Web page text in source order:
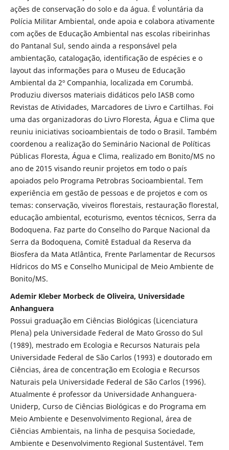
ações de conservação do solo e da água. É voluntária da
Polícia Militar Ambiental, onde apoia e colabora ativamente
com ações de Educação Ambiental nas escolas ribeirinhas
do Pantanal Sul, sendo ainda a responsável pela
ambientação, catalogação, identificação de espécies e o
layout das informações para o Museu de Educação
Ambiental da 2º Companhia, localizada em Corumbá.
Produziu diversos materiais didáticos pelo IASB como
Revistas de Atividades, Marcadores de Livro e Cartilhas. Foi
uma das organizadoras do Livro Floresta, Água e Clima que
reuniu iniciativas socioambientais de todo o Brasil. Também
coordenou a realização do Seminário Nacional de Políticas
Públicas Floresta, Água e Clima, realizado em Bonito/MS no
ano de 2015 visando reunir projetos em todo o país
apoiados pelo Programa Petrobras Socioambiental. Tem
experiência em gestão de pessoas e de projetos e com os
temas: conservação, viveiros florestais, restauração florestal,
educação ambiental, ecoturismo, eventos técnicos, Serra da
Bodoquena. Faz parte do Conselho do Parque Nacional da
Serra da Bodoquena, Comitê Estadual da Reserva da
Biosfera da Mata Atlântica, Frente Parlamentar de Recursos
Hídricos do MS e Conselho Municipal de Meio Ambiente de
Bonito/MS.
Ademir Kleber Morbeck de Oliveira, Universidade
Anhanguera
Possui graduação em Ciências Biológicas (Licenciatura
Plena) pela Universidade Federal de Mato Grosso do Sul
(1989), mestrado em Ecologia e Recursos Naturais pela
Universidade Federal de São Carlos (1993) e doutorado em
Ciências, área de concentração em Ecologia e Recursos
Naturais pela Universidade Federal de São Carlos (1996).
Atualmente é professor da Universidade Anhanguera-
Uniderp, Curso de Ciências Biológicas e do Programa em
Meio Ambiente e Desenvolvimento Regional, área de
Ciências Ambientais, na linha de pesquisa Sociedade,
Ambiente e Desenvolvimento Regional Sustentável. Tem